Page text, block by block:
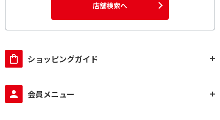
店舗検索へ
ショッピングガイド
会員メニュー